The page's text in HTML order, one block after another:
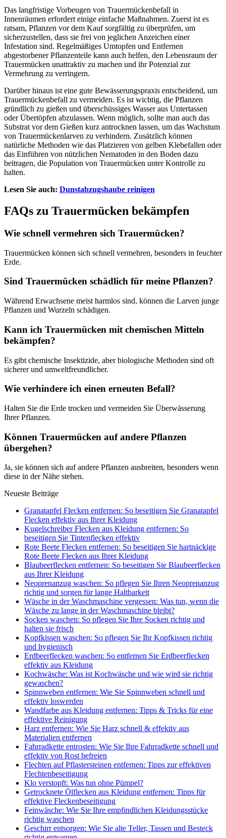
Das langfristige Vorbeugen von Trauermückenbefall in
Innenräumen erfordert einige einfache Maßnahmen. Zuerst ist es
ratsam, Pflanzen vor dem Kauf sorgfältig zu überprüfen, um
sicherzustellen, dass sie frei von jeglichen Anzeichen einer
Infestation sind. Regelmäßiges Umtopfen und Entfernen
abgestorbener Pflanzenteile kann auch helfen, den Lebensraum der
Trauermücken unattraktiv zu machen und ihr Potenzial zur
Vermehrung zu verringern.
Darüber hinaus ist eine gute Bewässerungspraxis entscheidend, um
Trauermückenbefall zu vermeiden. Es ist wichtig, die Pflanzen
gründlich zu gießen und überschüssiges Wasser aus Untertassen
oder Übertöpfen abzulassen. Wenn möglich, sollte man auch das
Substrat vor dem Gießen kurz antrocknen lassen, um das Wachstum
von Trauermückenlarven zu verhindern. Zusätzlich können
natürliche Methoden wie das Platzieren von gelben Klebefallen oder
das Einführen von nützlichen Nematoden in den Boden dazu
beitragen, die Population von Trauermücken unter Kontrolle zu
halten.
Lesen Sie auch: Dunstabzugshaube reinigen
FAQs zu Trauermücken bekämpfen
Wie schnell vermehren sich Trauermücken?
Trauermücken können sich schnell vermehren, besonders in feuchter
Erde.
Sind Trauermücken schädlich für meine Pflanzen?
Während Erwachsene meist harmlos sind, können die Larven junge
Pflanzen und Wurzeln schädigen.
Kann ich Trauermücken mit chemischen Mitteln
bekämpfen?
Es gibt chemische Insektizide, aber biologische Methoden sind oft
sicherer und umweltfreundlicher.
Wie verhindere ich einen erneuten Befall?
Halten Sie die Erde trocken und vermeiden Sie Überwässerung
Ihrer Pflanzen.
Können Trauermücken auf andere Pflanzen
übergehen?
Ja, sie können sich auf andere Pflanzen ausbreiten, besonders wenn
diese in der Nähe stehen.
Neueste Beiträge
Granatapfel Flecken entfernen: So beseitigen Sie Granatapfel
Flecken effektiv aus Ihrer Kleidung
Kugelschreiber Flecken aus Kleidung entfernen: So
beseitigen Sie Tintenflecken effektiv
Rote Beete Flecken entfernen: So beseitigen Sie hartnäckige
Rote Beete Flecken aus Ihrer Kleidung
Blaubeerflecken entfernen: So beseitigen Sie Blaubeerflecken
aus Ihrer Kleidung
Neoprenanzug waschen: So pflegen Sie Ihren Neoprenanzug
richtig und sorgen für lange Haltbarkeit
Wäsche in der Waschmaschine vergessen: Was tun, wenn die
Wäsche zu lange in der Waschmaschine bleibt?
Socken waschen: So pflegen Sie Ihre Socken richtig und
halten sie frisch
Kopfkissen waschen: So pflegen Sie Ihr Kopfkissen richtig
und hygienisch
Erdbeerflecken waschen: So entfernen Sie Erdbeerflecken
effektiv aus Kleidung
Kochwäsche: Was ist Kochwäsche und wie wird sie richtig
gewaschen?
Spinnweben entfernen: Wie Sie Spinnweben schnell und
effektiv loswerden
Wandfarbe aus Kleidung entfernen: Tipps & Tricks für eine
effektive Reinigung
Harz entfernen: Wie Sie Harz schnell & effektiv aus
Materialien entfernen
Fahrradkette entrosten: Wie Sie Ihre Fahrradkette schnell und
effektiv von Rost befreien
Flechten auf Pflastersteinen entfernen: Tipps zur effektiven
Flechtenbeseitigung
Klo verstopft: Was tun ohne Pümpel?
Getrocknete Ölflecken aus Kleidung entfernen: Tipps für
effektive Fleckenbeseitigung
Feinwäsche: Wie Sie Ihre empfindlichen Kleidungsstücke
richtig waschen
Geschirr entsorgen: Wie Sie alte Teller, Tassen und Besteck